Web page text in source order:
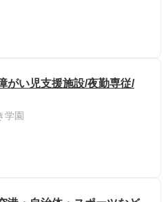
がい児支援施設/夜勤専従/
学園